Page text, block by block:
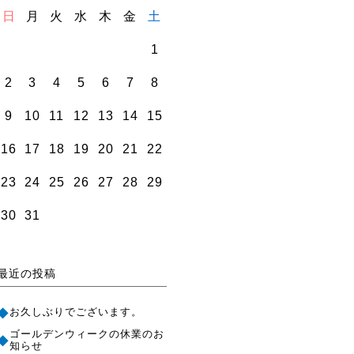
日 月 火 水 木 金 土
1
2 3 4 5 6 7 8
9 10 11 12 13 14 15
16 17 18 19 20 21 22
23 24 25 26 27 28 29
30 31
近の投稿
お久しぶりでございます。
ゴールデンウィークの休業のお
知らせ